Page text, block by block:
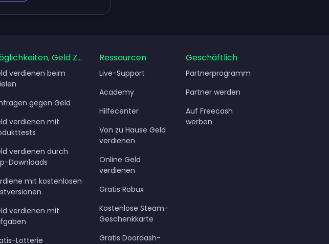
Geld Zu Verdienen
verdienen beim
gegen Geld
verdienen mit
verdienen durch
Downloads
mit kostenlosen
verdienen mit
Lotterie
Ressourcen
Live-Support
Academy
Hilfecenter
Von zu Hause Geld
verdienen
Online Geld
verdienen
Gratis Robux
Kostenlose Steam-
Geschenkkarte
Gratis Doordash-
Geschäftlich
Partnerprogramm
Partner werden
Auf Freecash
werben